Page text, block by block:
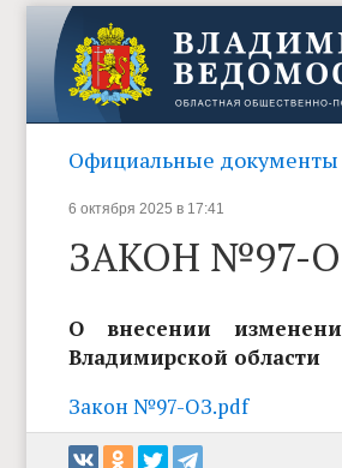
Официальные документы
6 октября 2025 в 17:41
ЗАКОН №97-
О внесении
Владимирской области
Закон №97-ОЗ.pdf